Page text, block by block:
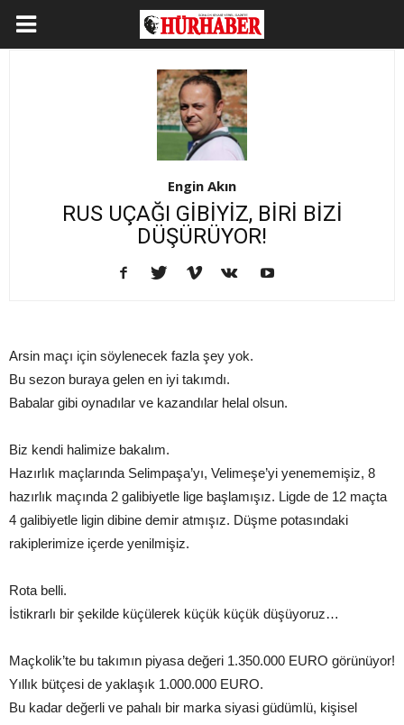
Engin Akın
RUS UÇAĞI GİBİYİZ, BİRİ BİZİ
DÜŞÜRÜYOR!
Arsin maçı için söylenecek fazla şey yok.
Bu sezon buraya gelen en iyi takımdı.
Babalar gibi oynadılar ve kazandılar helal olsun.
Biz kendi halimize bakalım.
Hazırlık maçlarında Selimpaşa’yı, Velimeşe’yi yenememişiz, 8
hazırlık maçında 2 galibiyetle lige başlamışız. Ligde de 12 maçta
4 galibiyetle ligin dibine demir atmışız. Düşme potasındaki
rakiplerimize içerde yenilmişiz.
Rota belli.
İstikrarlı bir şekilde küçülerek küçük küçük düşüyoruz…
Maçkolik’te bu takımın piyasa değeri 1.350.000 EURO görünüyor!
Yıllık bütçesi de yaklaşık 1.000.000 EURO.
Bu kadar değerli ve pahalı bir marka siyasi güdümlü, kişisel